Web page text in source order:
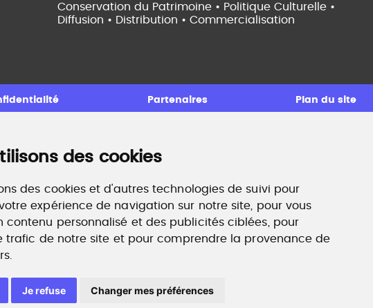
des cookies
des cookies et d'autres technologies de suivi pour
expérience de navigation sur notre site, pour vous
contenu personnalisé et des publicités ciblées, pour
trafic de notre site et pour comprendre la provenance de
Je refuse Changer mes préférences
Conservation du Patrimoine • Politique Culturelle •
Diffusion • Distribution • Commercialisation
Partenaires Plan du site
Accompagnement professionnel
recherche d'emploi, entretien conseil.
www.profilculture-competences.com